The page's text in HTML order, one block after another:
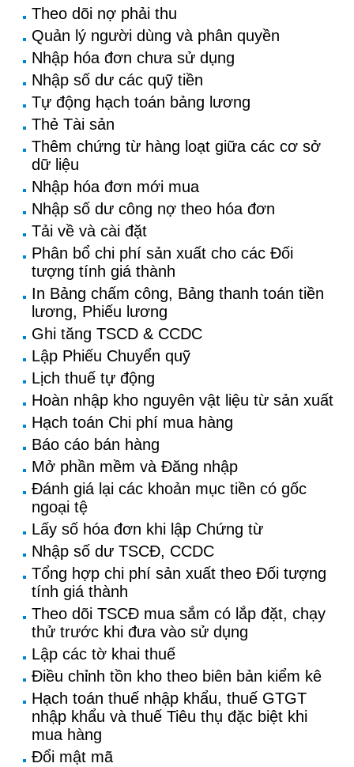
Theo dõi nợ phải thu
Quản lý người dùng và phân quyền
Nhập hóa đơn chưa sử dụng
Nhập số dư các quỹ tiền
Tự động hạch toán bảng lương
Thẻ Tài sản
Thêm chứng từ hàng loạt giữa các cơ sở
dữ liệu
Nhập hóa đơn mới mua
Nhập số dư công nợ theo hóa đơn
Tải về và cài đặt
Phân bổ chi phí sản xuất cho các Đối
tượng tính giá thành
In Bảng chấm công, Bảng thanh toán tiền
lương, Phiếu lương
Ghi tăng TSCD & CCDC
Lập Phiếu Chuyển quỹ
Lịch thuế tự động
Hoàn nhập kho nguyên vật liệu từ sản xuất
Hạch toán Chi phí mua hàng
Báo cáo bán hàng
Mở phần mềm và Đăng nhập
Đánh giá lại các khoản mục tiền có gốc
ngoại tệ
Lấy số hóa đơn khi lập Chứng từ
Nhập số dư TSCĐ, CCDC
Tổng hợp chi phí sản xuất theo Đối tượng
tính giá thành
Theo dõi TSCĐ mua sắm có lắp đặt, chạy
thử trước khi đưa vào sử dụng
Lập các tờ khai thuế
Điều chỉnh tồn kho theo biên bản kiểm kê
Hạch toán thuế nhập khẩu, thuế GTGT
nhập khẩu và thuế Tiêu thụ đặc biệt khi
mua hàng
Đổi mật mã